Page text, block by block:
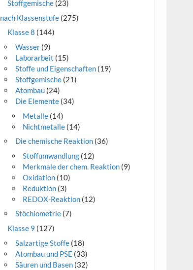
Stoffgemische (23)
nach Klassenstufe (275)
Klasse 8 (144)
Wasser(9)
Laborarbeit (15)
Stoffe und Eigenschaften(19)
Stoffgemische(21)
Atombau(24)
Die Elemente(34)
Metalle(14)
Nichtmetalle(14)
Die chemische Reaktion(36)
Stoffumwandlung(12)
Merkmale der chem. Reaktion(9)
Oxidation(10)
Reduktion(3)
REDOX-Reaktion(12)
Stöchiometrie(7)
Klasse 9 (127)
Salzartige Stoffe(18)
Atombau und PSE (33)
Säuren und Basen(32)